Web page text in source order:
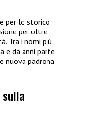
per lo storico
per oltre
Tra i nomi più
e da anni parte
nuova padrona